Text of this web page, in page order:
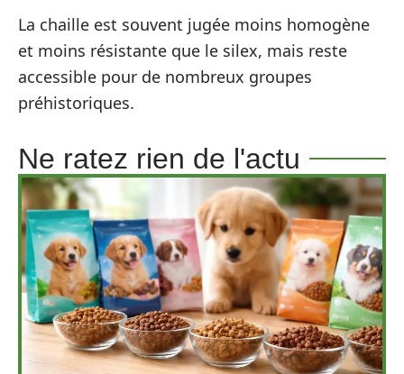
La chaille est souvent jugée moins homogène
et moins résistante que le silex, mais reste
accessible pour de nombreux groupes
préhistoriques.
Ne ratez rien de l'actu